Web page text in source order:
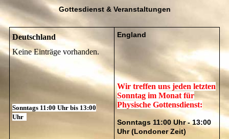
Gottesdienst & Veranstaltungen
Deutschland
Keine Einträge vorhanden.
Sonntags 11:00 Uhr bis 13:00
Uhr
England
Wir treffen uns jeden letzten
Sonntag im Monat für
Physische Gottensdienst:
Sonntags 11:00 Uhr - 13:00
Uhr (Londoner Zeit)